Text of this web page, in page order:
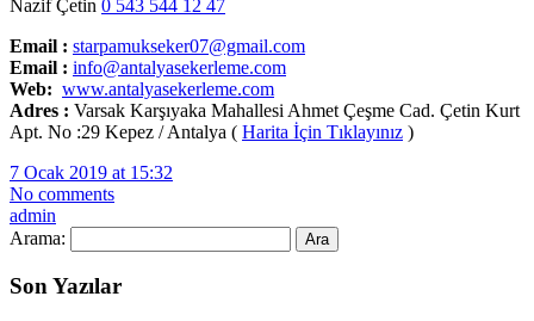
Nazif Çetin 0 543 544 12 47
Email : starpamukseker07@gmail.com
Email : info@antalyasekerleme.com
Web: www.antalyasekerleme.com
Adres : Varsak Karşıyaka Mahallesi Ahmet Çeşme Cad. Çetin Kurt
Apt. No :29 Kepez / Antalya ( Harita İçin Tıklayınız )
7 Ocak 2019 at 15:32
No comments
admin
Arama:
Son Yazılar